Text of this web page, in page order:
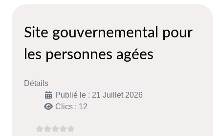
Site gouvernemental pour
les personnes agées
Détails
Publié le : 21 Juillet 2026
Clics : 12